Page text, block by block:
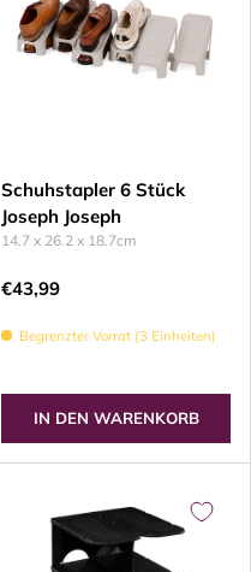
Schuhstapler 6 Stück
Joseph Joseph
14.7 x 26.2 x 18.7cm
€43,99
Begrenzter Vorrat (3 Einheiten)
IN DEN WARENKORB